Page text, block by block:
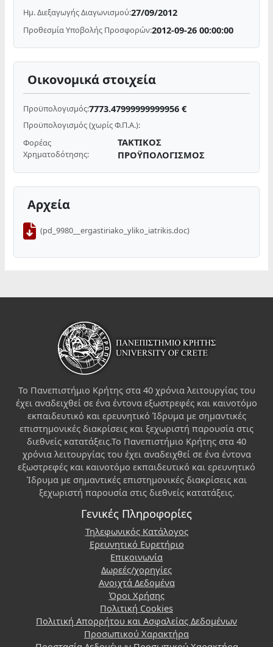
Ημ. Διεξαγωγής Διαγωνισμού:27/09/2012
Προθεσμία Υποβολής Προσφορών:2012-09-26 00:00:00
Οικονομικά στοιχεία
Προϋπολογισμός:7773.47999999999956 €
Προϋπολογισμός (χωρίς Φ.Π.Α.):
Φορέας
Χρηματοδότησης:
ΤΑΚΤΙΚΟΣ
ΠΡΟΫΠΟΛΟΓΙΣΜΟΣ
Αρχεία
(pd_9980__ergastiriako_yliko_iatrikis.doc)
Το Πανεπιστήμιο Κρήτης στα 40 χρόνια λειτουργίας του
έχει αναδειχθεί σε ένα έντονα εξωστρεφές και καινοτόμο
εκπαιδευτικό και ερευνητικό Ίδρυμα με σημαντικές
επιστημονικές διακρίσεις και ξεχωριστή παρουσία στις
διεθνείς κατατάξεις.Το Πανεπιστήμιο Κρήτης στα 40
χρόνια λειτουργίας του έχει αναδειχθεί σε ένα έντονα
εξωστρεφές και καινοτόμο εκπαιδευτικό και ερευνητικό
Ίδρυμα με σημαντικές επιστημονικές διακρίσεις και
ξεχωριστή παρουσία στις διεθνείς κατατάξεις.
Γενικές Πληροφορίες
Τηλεφωνικός Κατάλογος
Ερευνητικό Ευρετήριο
Επικοινωνία
Δωρεές/χορηγίες
Ανοιχτά Δεδομένα
Όροι Χρήσης
Πολιτική Cookies
Πολιτική Απορρήτου και Ασφαλείας Δεδομένων
Προσωπικού Χαρακτήρα